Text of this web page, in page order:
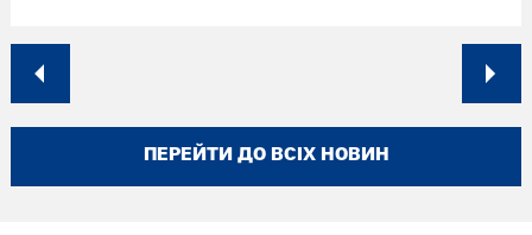
ПЕРЕЙТИ ДО ВСІХ НОВИН